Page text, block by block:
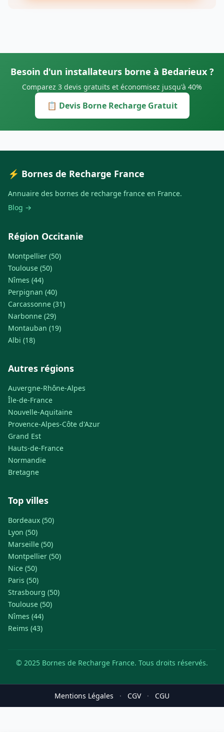
Besoin d'un installateurs borne à Bedarieux ?
Comparez 3 devis gratuits et économisez jusqu'à 40%
📋 Devis Borne Recharge Gratuit
⚡ Bornes de Recharge France
Annuaire des bornes de recharge france en France.
Blog →
Région Occitanie
Montpellier (50)
Toulouse (50)
Nîmes (44)
Perpignan (40)
Carcassonne (31)
Narbonne (29)
Montauban (19)
Albi (18)
Autres régions
Auvergne-Rhône-Alpes
Île-de-France
Nouvelle-Aquitaine
Provence-Alpes-Côte d'Azur
Grand Est
Hauts-de-France
Normandie
Bretagne
Top villes
Bordeaux (50)
Lyon (50)
Marseille (50)
Montpellier (50)
Nice (50)
Paris (50)
Strasbourg (50)
Toulouse (50)
Nîmes (44)
Reims (43)
© 2025 Bornes de Recharge France. Tous droits réservés.
Mentions Légales · CGV · CGU